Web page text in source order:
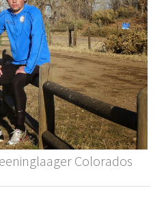
Colorados